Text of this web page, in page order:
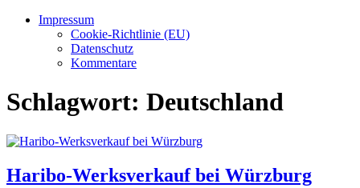
Impressum
Cookie-Richtlinie (EU)
Datenschutz
Kommentare
Schlagwort: Deutschland
Haribo-Werksverkauf bei Würzburg